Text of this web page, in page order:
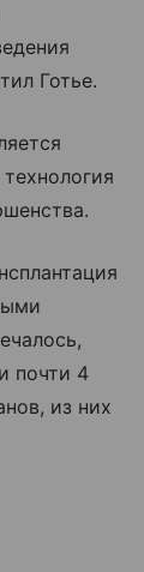
Готье.
почти 4
из них